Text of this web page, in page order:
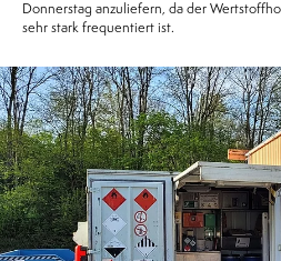
Donnerstag anzuliefern, da der
sehr stark frequentiert ist.